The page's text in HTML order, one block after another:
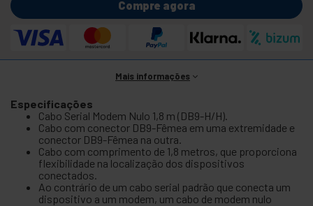
Compre agora
Mais informações
Especificações
Cabo Serial Modem Nulo 1,8 m (DB9-H/H).
Cabo com conector DB9-Fêmea em uma extremidade e
conector DB9-Fêmea na outra.
Cabo com comprimento de 1,8 metros, que proporciona
flexibilidade na localização dos dispositivos
conectados.
Ao contrário de um cabo serial padrão que conecta um
dispositivo a um modem, um cabo de modem nulo